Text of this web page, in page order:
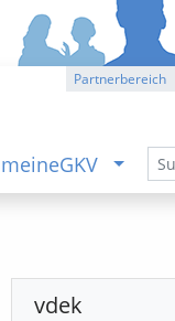
Partnerbereich
meineGKV
vdek